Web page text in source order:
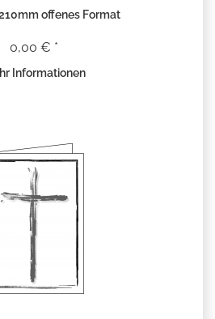
offenes Format
0,00 € *
Informationen